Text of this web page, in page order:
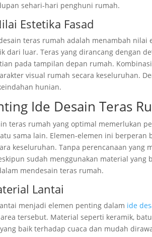
sehari-hari penghuni rumah.
Estetika Fasad
teras rumah adalah menambah nilai
dari luar. Teras yang dirancang dengan
pada tampilan depan rumah.
visual rumah secara keseluruhan.
hunian.
Ide Desain Teras
teras rumah yang optimal memerlukan
sama lain. Elemen-elemen ini berperan
keseluruhan. Tanpa perencanaan yang
sudah menggunakan material
mendesain teras rumah.
Lantai
menjadi elemen penting dalam ide
tersebut. Material seperti keramik,
baik terhadap cuaca dan mudah